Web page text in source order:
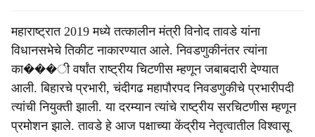
महाराष्ट्रात 2019 मध्ये तत्कालीन मंत्री विनोद तावडे यांना
विधानसभेचे तिकीट नाकारण्यात आले. निवडणुकीनंतर त्यांना
का���ी वर्षांत राष्ट्रीय चिटणीस म्हणून जबाबदारी देण्यात
आली. बिहारचे प्रभारी, चंदीगढ महापौरपद निवडणुकीचे प्रभारीपदी
त्यांची नियुक्ती झाली. या दरम्यान त्यांचे राष्ट्रीय सरचिटणीस म्हणून
प्रमोशन झाले. तावडे हे आज पक्षाच्या केंद्रीय नेतृत्वातील विश्वासू